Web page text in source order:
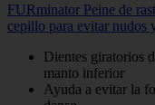
FURminator Peine de
cepillo para evitar nudos
Dientes giratorios
manto inferior
Ayuda a evitar la